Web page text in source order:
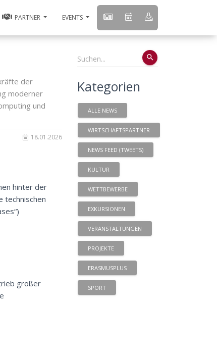
PARTNER EVENTS
der
moderner
und
18.01.2026
hinter der
technischen
großer
search
Kategorien
ALLE NEWS
WIRTSCHAFTSPARTNER
NEWS FEED (TWEETS)
KULTUR
WETTBEWERBE
EXKURSIONEN
VERANSTALTUNGEN
PROJEKTE
ERASMUSPLUS
SPORT